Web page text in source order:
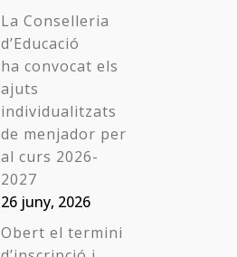
La Conselleria
d’Educació
ha convocat els
ajuts
individualitzats
de menjador per
al curs 2026-
2027
26 juny, 2026
Obert el termini